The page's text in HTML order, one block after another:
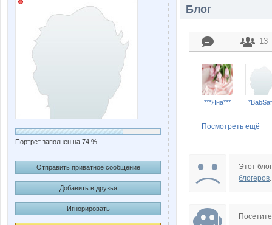
Портрет заполнен на 74 %
Отправить приватное сообщение
Добавить в друзья
Игнорировать
Блог
13
***Яна***
OGUL
Посмотреть ещё
Этот
блогеров.